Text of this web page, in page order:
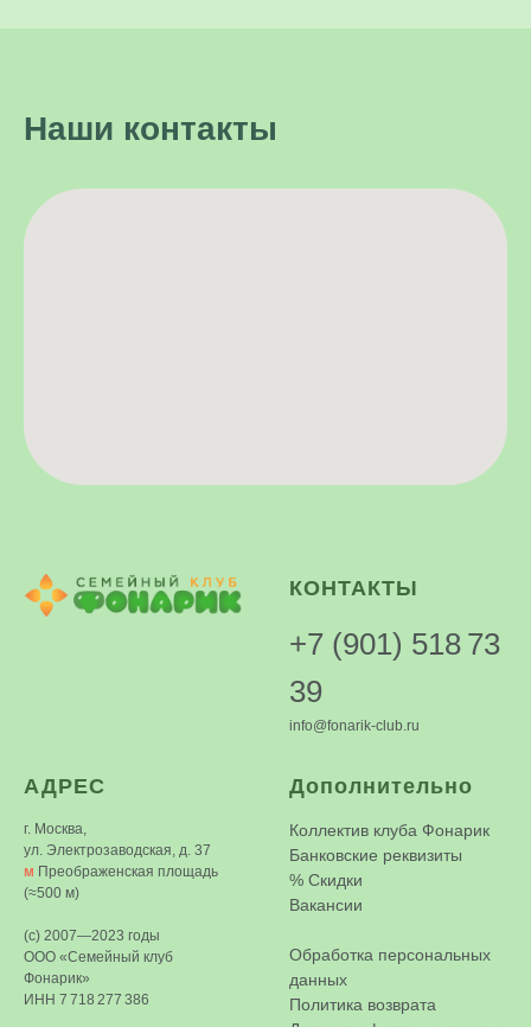
Наши контакты
КОНТАКТЫ
+7 (901) 518 73
39
info@fonarik-club.ru
АДРЕС
г. Москва,
ул. Электрозаводская, д. 37
м Преображенская площадь
(≈500 м)
(c) 2007—2023 годы
ООО «Семейный клуб
Фонарик»
ИНН 7 718 277 386
Дополнительно
Коллектив клуба Фонарик
Банковские реквизиты
% Скидки
Вакансии
Обработка персональных
данных
Политика возврата